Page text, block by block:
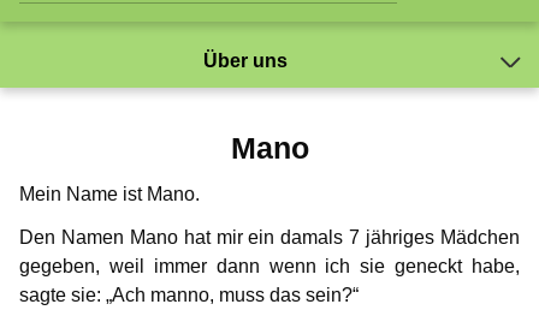
Das Team
Verein
Sachliches
Warum wir Sex mit Kindern ablehnen
Jay-Jay
Öffentliches
Mano
Mein Name ist Mano.
Den Namen Mano hat mir ein damals 7 jähriges Mädchen
gegeben, weil immer dann wenn ich sie geneckt habe,
sagte sie: „Ach manno, muss das sein?“
Über uns
Caspar Ibichei
Markus
NewMan
Spenden